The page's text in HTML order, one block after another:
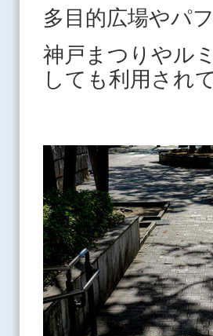
多目的広場やパ
神戸まつりやル
しても利用され